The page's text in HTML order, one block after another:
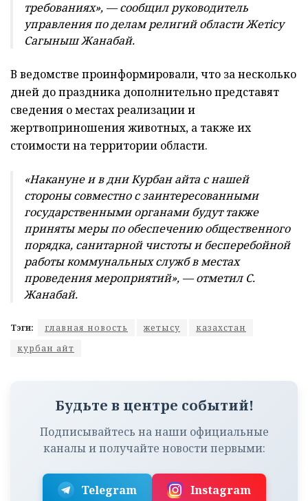
требованиях», — сообщил руководитель
управления по делам религий области Жетiсу
Сагыныш Жанабай.
В ведомстве проинформировали, что за несколько
дней до праздника дополнительно представят
сведения о местах реализации и
жертвоприношения животных, а также их
стоимости на территории области.
«Накануне и в дни Курбан айта с нашей
стороны совместно с заинтересованными
государственными органами будут также
приняты меры по обеспечению общественного
порядка, санитарной чистоты и бесперебойной
работы коммунальных служб в местах
проведения мероприятий», — отметил С.
Жанабай.
Тэги: главная новость жетысу
казахстан
курбан айт
Будьте в центре событий!
Подписывайтесь на наши официальные
каналы и получайте новости первыми:
Telegram Instagram